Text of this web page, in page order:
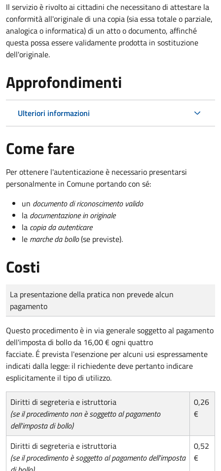
Il servizio è rivolto ai cittadini che necessitano di attestare la
conformità all'originale di una copia (sia essa totale o parziale,
analogica o informatica) di un atto o documento, affinché
questa possa essere validamente prodotta in sostituzione
dell'originale.
Approfondimenti
Ulteriori informazioni
Come fare
Per ottenere l'autenticazione è necessario presentarsi
personalmente in Comune portando con sé:
un documento di riconoscimento valido
la documentazione in originale
la copia da autenticare
le marche da bollo(se previste).
Costi
Tipo di pagamento
Importo
La presentazione della pratica non prevede alcun
pagamento
Questo procedimento è in via generale soggetto al pagamento
dell'imposta di bollo da 16,00 € ogni quattro
facciate. É prevista l'esenzione per alcuni usi espressamente
indicati dalla legge: il richiedente deve pertanto indicare
esplicitamente il tipo di utilizzo.
Diritti di segreteria e istruttoria
(se il procedimento non è soggetto al pagamento
dell'imposta di bollo)
0,26
€
Diritti di segreteria e istruttoria
(se il procedimento è soggetto al pagamento dell'imposta
0,52
€